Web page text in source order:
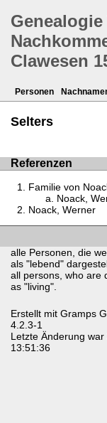
Clawesen
Personen
Selters
Referenzen
Familie von
Noack,
Noack, Werner
alle Personen, die
als "lebend"
all persons, who are
as "living".
Erstellt mit Gramps
4.2.3-1
Letzte Änderung
13:51:36